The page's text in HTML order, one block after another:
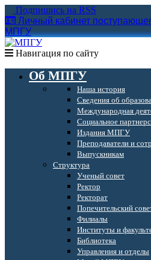
Подпишись на RSS
Личный кабинет
МПГУ
Навигация по сайту
Об МПГУ
Наша история
Сведения об
Международная
Социальное
Издания МПГУ
Преподаватели и
Выпускникам
Структура
Ученый совет
Ректор
Ректорат
Попечительский
Филиалы
Институты и
Библиотека
Управления и отделы